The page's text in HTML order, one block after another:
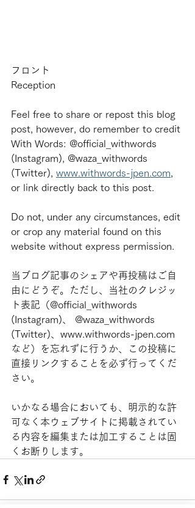
フロント
Reception
Feel free to share or repost this blog
post, however, do remember to credit
With Words: @official_withwords
(Instagram), @waza_withwords
(Twitter), www.withwords-jpen.com
or link directly back to this post.
Do not, under any circumstances, edit
or crop any material found on this
website without express permission.
当ブログ記事のシェアや再投稿はご自
由にどうぞ。ただし、当社のクレジッ
ト表記（@official_withwords
(Instagram)、 @waza_withwords
(Twitter)、www.withwords-jpen.com
など）を忘れずに行うか、この投稿に
直接リンクすることを必ず行ってくだ
さい。
いかなる場合においても、明示的な許
可なく本ウェブサイトに掲載されてい
る内容を編集または加工することは固
くお断りします。